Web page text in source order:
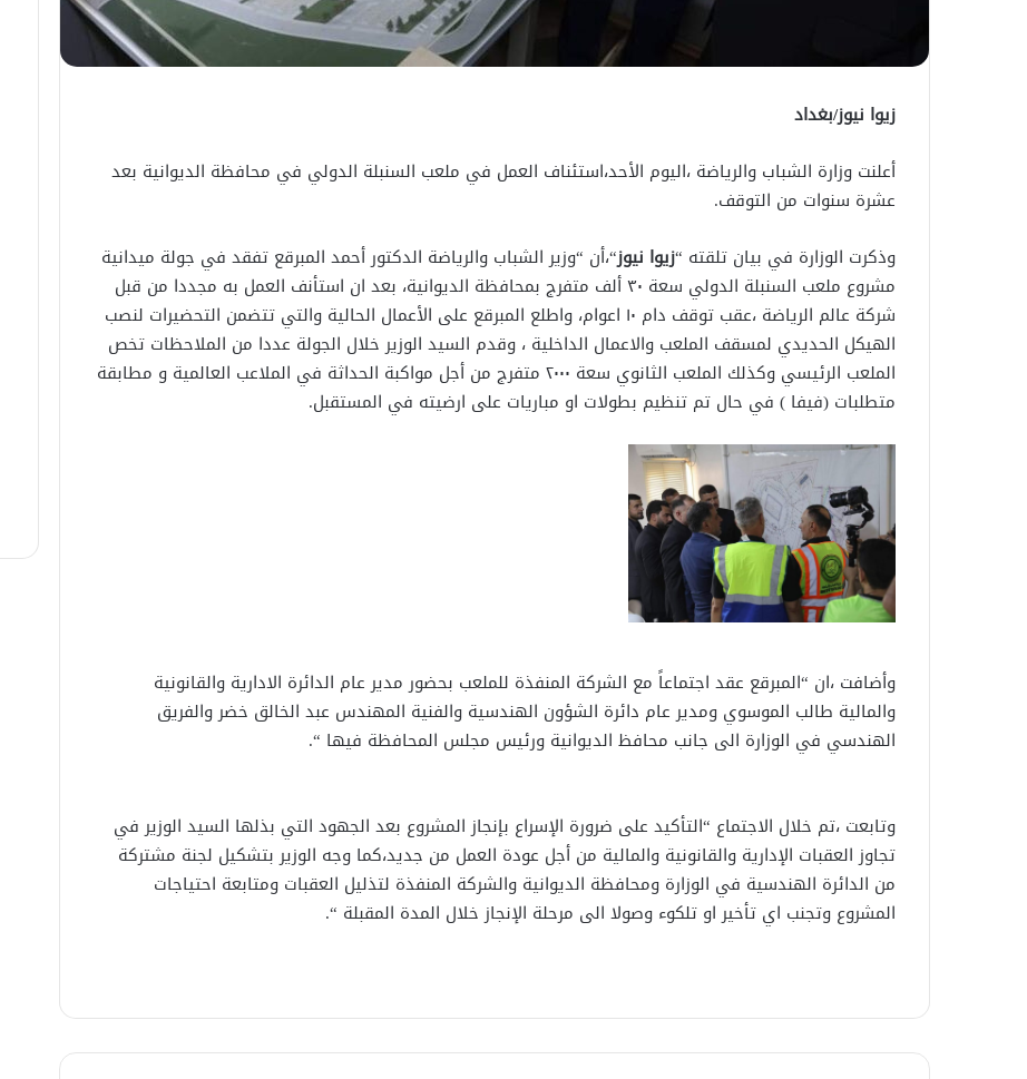
زيوا نيوز/بغداد
أعلنت وزارة الشباب والرياضة ،اليوم الأحد،استئناف العمل في ملعب السنبلة الدولي في محافظة الديوانية بعد
عشرة سنوات من التوقف.
وذكرت الوزارة في بيان تلقته “زيوا نيوز“،أن “وزير الشباب والرياضة الدكتور أحمد المبرقع تفقد في جولة ميدانية
مشروع ملعب السنبلة الدولي سعة ٣٠ ألف متفرج بمحافظة الديوانية، بعد ان استأنف العمل به مجددا من قبل
شركة عالم الرياضة ،عقب توقف دام ١٠ اعوام، واطلع المبرقع على الأعمال الحالية والتي تتضمن التحضيرات لنصب
الهيكل الحديدي لمسقف الملعب والاعمال الداخلية ، وقدم السيد الوزير خلال الجولة عددا من الملاحظات تخص
الملعب الرئيسي وكذلك الملعب الثانوي سعة ٢٠٠٠ متفرج من أجل مواكبة الحداثة في الملاعب العالمية و مطابقة
متطلبات (فيفا ) في حال تم تنظيم بطولات او مباريات على ارضيته في المستقبل.
وأضافت ،ان “المبرقع عقد اجتماعاً مع الشركة المنفذة للملعب بحضور مدير عام الدائرة الادارية والقانونية
والمالية طالب الموسوي ومدير عام دائرة الشؤون الهندسية والفنية المهندس عبد الخالق خضر والفريق
الهندسي في الوزارة الى جانب محافظ الديوانية ورئيس مجلس المحافظة فيها “.
وتابعت ،تم خلال الاجتماع “التأكيد على ضرورة الإسراع بإنجاز المشروع بعد الجهود التي بذلها السيد الوزير في
تجاوز العقبات الإدارية والقانونية والمالية من أجل عودة العمل من جديد،كما وجه الوزير بتشكيل لجنة مشتركة
من الدائرة الهندسية في الوزارة ومحافظة الديوانية والشركة المنفذة لتذليل العقبات ومتابعة احتياجات
المشروع وتجنب اي تأخير او تلكوء وصولا الى مرحلة الإنجاز خلال المدة المقبلة “.